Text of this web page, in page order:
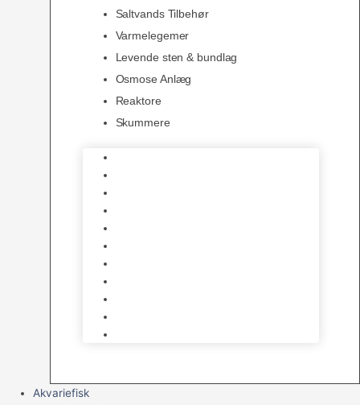
Saltvands Tilbehør
Varmelegemer
Levende sten & bundlag
Osmose Anlæg
Reaktore
Skummere
Akvariefisk